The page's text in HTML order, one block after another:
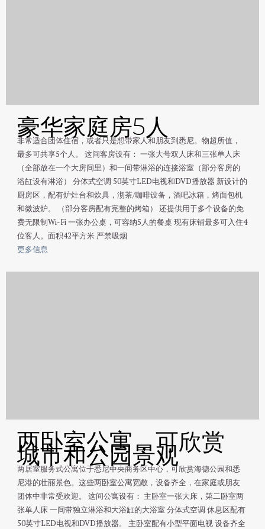
豪华家庭房5人
非常适合团体住宿，或者只是想带家人和朋友到悉尼。物超所值，
最多可共享5个人。 这间客房设有： 一张大号双人床和三张单人床
（全部放在一个大房间里）和一间带淋浴的连接浴室（部分客房的
浴缸设有淋浴） 分体式空调 50英寸LED电视和DVD播放器 新设计的
厨房区，配有炉灶台和炊具，沏茶/咖啡设备，酒吧冰箱，烤面包机
和微波炉。 （部分客房配有完整的烤箱） 还提供用于多个设备的免
费无限制Wi-Fi 一张办公桌，可容纳5人的餐桌 现有床铺最多可入住4
位客人。面积42平方米 严禁吸烟
更多信息
两卧室公寓，可欣赏
城市和公园景观
两居室服务式公寓位于悉尼中央商务区中心，可欣赏海德公园和悉
尼港的壮丽景色。这些两卧室公寓宽敞，设备齐全，在家庭或朋友
团体中非常受欢迎。 这间公寓设有： 主卧室一张大床，第二卧室两
张单人床 一间带独立淋浴和大浴缸的大浴室 分体式空调 休息区配有
50英寸LED电视和DVD播放器。 主卧室配有小型平面电视 设备齐全